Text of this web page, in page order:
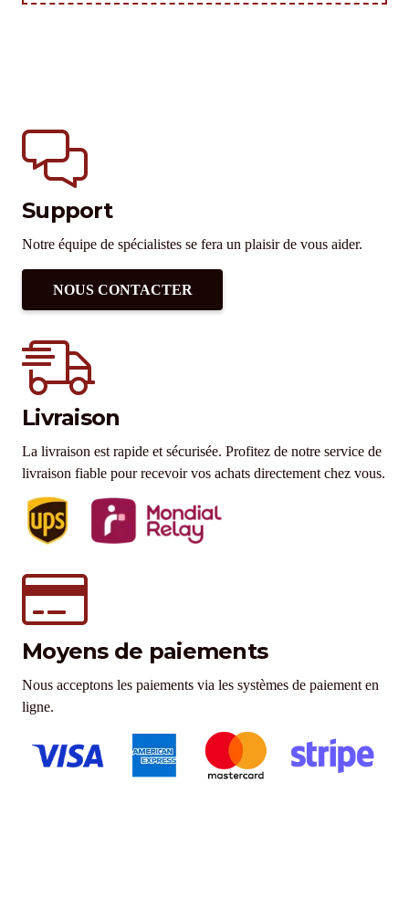
Support
Notre équipe de spécialistes se fera un plaisir de vous aider.
NOUS CONTACTER
Livraison
La livraison est rapide et sécurisée. Profitez de notre service de
livraison fiable pour recevoir vos achats directement chez vous.
Moyens de paiements
Nous acceptons les paiements via les systèmes de paiement en
ligne.